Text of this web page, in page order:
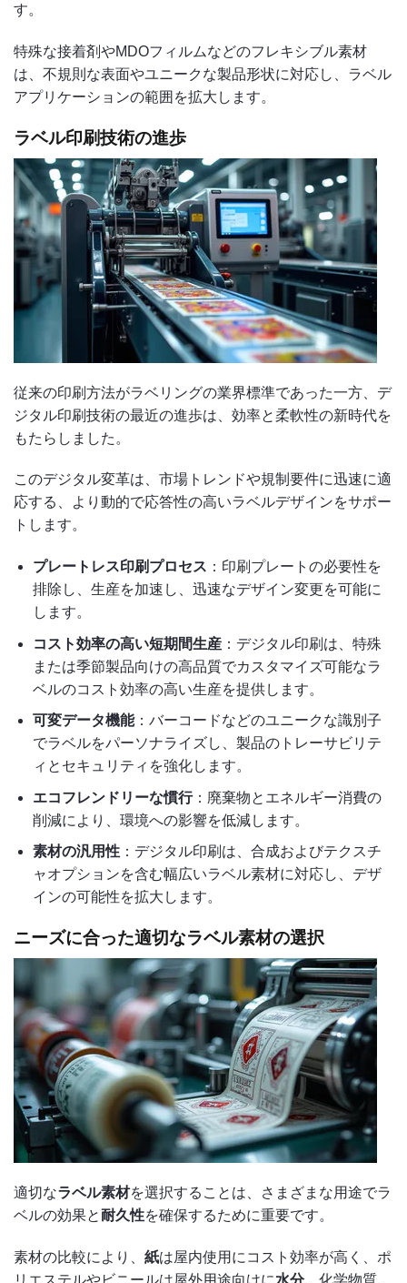
す。
特殊な接着剤やMDOフィルムなどのフレキシブル素材
は、不規則な表面やユニークな製品形状に対応し、ラベル
アプリケーションの範囲を拡大します。
ラベル印刷技術の進歩
従来の印刷方法がラベリングの業界標準であった一方、デ
ジタル印刷技術の最近の進歩は、効率と柔軟性の新時代を
もたらしました。
このデジタル変革は、市場トレンドや規制要件に迅速に適
応する、より動的で応答性の高いラベルデザインをサポー
トします。
プレートレス印刷プロセス ：印刷プレートの必要性を
排除し、生産を加速し、迅速なデザイン変更を可能に
します。
コスト効率の高い短期間生産：デジタル印刷は、特殊
または季節製品向けの高品質でカスタマイズ可能なラ
ベルのコスト効率の高い生産を提供します。
可変データ機能：バーコードなどのユニークな識別子
でラベルをパーソナライズし、製品のトレーサビリテ
ィとセキュリティを強化します。
エコフレンドリーな慣行：廃棄物とエネルギー消費の
削減により、環境への影響を低減します。
素材の汎用性：デジタル印刷は、合成およびテクスチ
ャオプションを含む幅広いラベル素材に対応し、デザ
インの可能性を拡大します。
ニーズに合った適切なラベル素材の選択
適切なラベル素材を選択することは、さまざまな用途でラ
ベルの効果と耐久性を確保するために重要です。
素材の比較により、 紙は屋内使用にコスト効率が高く、ポ
リエステルやビニールは屋外用途向けに水分、化学物質、